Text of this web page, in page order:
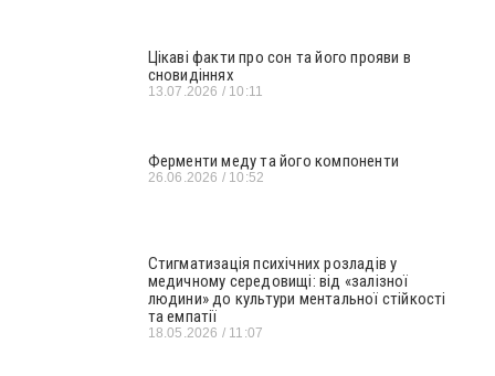
Цікаві факти про сон та його прояви в
сновидіннях
13.07.2026 10:11
Ферменти меду та його компоненти
26.06.2026 10:52
Стигматизація психічних розладів у
медичному середовищі: від «залізної
людини» до культури ментальної стійкості
та емпатії
18.05.2026 11:07